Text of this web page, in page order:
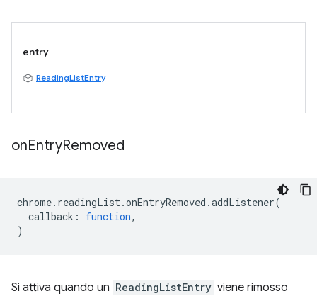
entry
ReadingListEntry
onEntryRemoved
chrome. readingList .onEntryRemoved .addListener(
callback : function,
)
Si attiva quando un ReadingListEntry viene rimosso